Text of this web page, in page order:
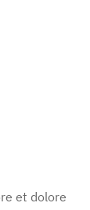
et dolore